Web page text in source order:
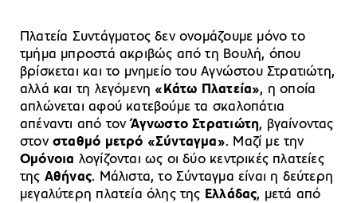
Πλατεία Συντάγματος δεν ονομάζουμε μόνο το
τμήμα μπροστά ακριβώς από τη Βουλή, όπου
βρίσκεται και το μνημείο του Αγνώστου Στρατιώτη,
αλλά και τη λεγόμενη «Κάτω Πλατεία», η οποία
απλώνεται αφού κατεβούμε τα σκαλοπάτια
απέναντι από τονΆγνωστο Στρατιώτη, βγαίνοντας
στονσταθμό μετρό «Σύνταγμα». Μαζί με την
Ομόνοια λογίζονται ως οι δύο κεντρικές πλατείες
της Αθήνας. Μάλιστα, το Σύνταγμα είναι η δεύτερη
μεγαλύτερη πλατεία όλης της Ελλάδας, μετά από